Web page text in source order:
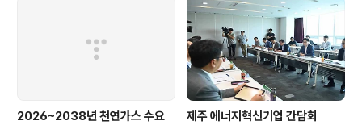
2026~2038년 천연가스 수요
제주 에너지혁신기업 간담회